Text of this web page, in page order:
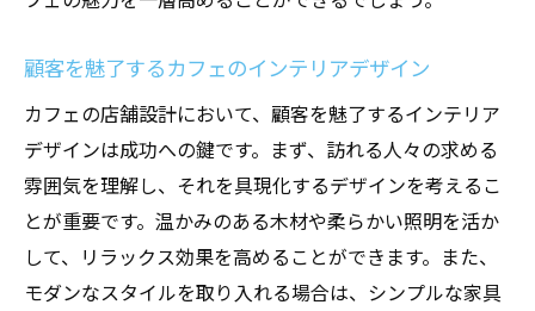
顧客を魅了するカフェのインテリアデザイン
カフェの店舗設計において、顧客を魅了するインテリア
デザインは成功への鍵です。まず、訪れる人々の求める
雰囲気を理解し、それを具現化するデザインを考えるこ
とが重要です。温かみのある木材や柔らかい照明を活か
して、リラックス効果を高めることができます。また、
モダンなスタイルを取り入れる場合は、シンプルな家具